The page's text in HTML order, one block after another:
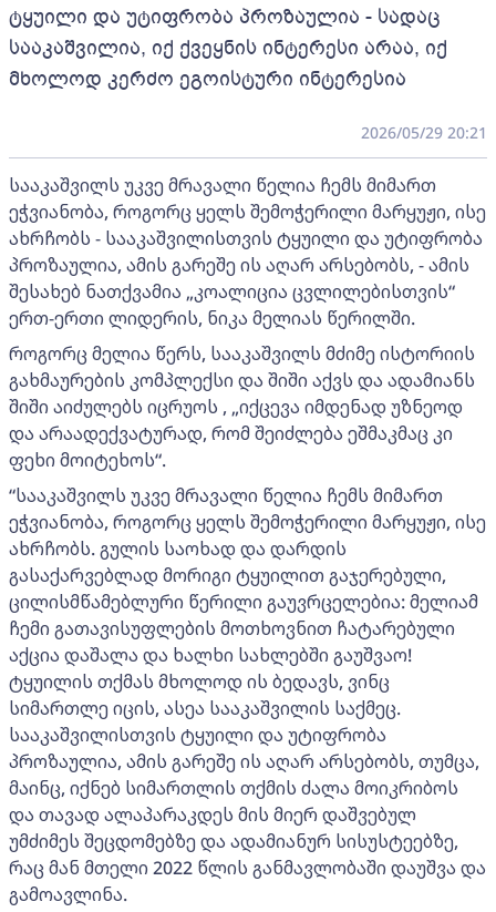
ტყუილი და უტიფრობა პროზაულია - სადაც
სააკაშვილია, იქ ქვეყნის ინტერესი არაა, იქ
მხოლოდ კერძო ეგოისტური ინტერესია
2026/05/29 20:21
სააკაშვილს უკვე მრავალი წელია ჩემს მიმართ
ეჭვიანობა, როგორც ყელს შემოჭერილი მარყუჟი, ისე
ახრჩობს - სააკაშვილისთვის ტყუილი და უტიფრობა
პროზაულია, ამის გარეშე ის აღარ არსებობს, - ამის
შესახებ ნათქვამია „კოალიცია ცვლილებისთვის“
ერთ-ერთი ლიდერის, ნიკა მელიას წერილში.
როგორც მელია წერს, სააკაშვილს მძიმე ისტორიის
გახმაურების კომპლექსი და შიში აქვს და ადამიანს
შიში აიძულებს იცრუოს , „იქცევა იმდენად უზნეოდ
და არაადექვატურად, რომ შეიძლება ეშმაკმაც კი
ფეხი მოიტეხოს“.
“სააკაშვილს უკვე მრავალი წელია ჩემს მიმართ
ეჭვიანობა, როგორც ყელს შემოჭერილი მარყუჟი, ისე
ახრჩობს. გულის საოხად და დარდის
გასაქარვებლად მორიგი ტყუილით გაჯერებული,
ცილისმწამებლური წერილი გაუვრცელებია: მელიამ
ჩემი გათავისუფლების მოთხოვნით ჩატარებული
აქცია დაშალა და ხალხი სახლებში გაუშვაო!
ტყუილის თქმას მხოლოდ ის ბედავს, ვინც
სიმართლე იცის, ასეა სააკაშვილის საქმეც.
სააკაშვილისთვის ტყუილი და უტიფრობა
პროზაულია, ამის გარეშე ის აღარ არსებობს, თუმცა,
მაინც, იქნებ სიმართლის თქმის ძალა მოიკრიბოს
და თავად ალაპარაკდეს მის მიერ დაშვებულ
უმძიმეს შეცდომებზე და ადამიანურ სისუსტეებზე,
რაც მან მთელი 2022 წლის განმავლობაში დაუშვა და
გამოავლინა.